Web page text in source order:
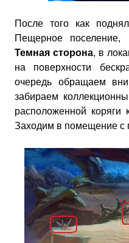
После того как
Пещерное
Темная сторона, в
на поверхности
очередь обращаем
забираем
расположенной коряги
Заходим в помещение с